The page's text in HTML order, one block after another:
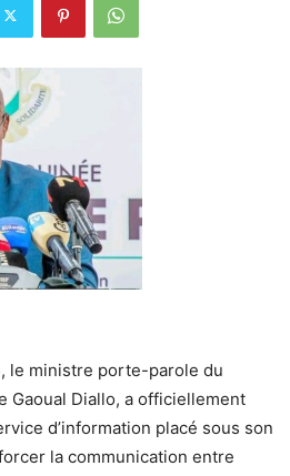
le ministre porte-parole du
Gaoual Diallo, a officiellement
d’information placé sous son
la communication entre